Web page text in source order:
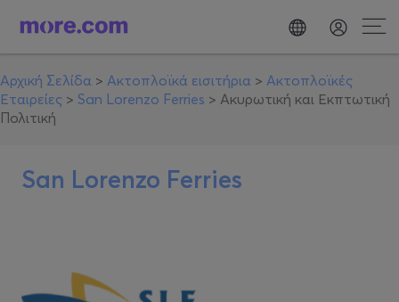
Αρχική Σελίδα > Ακτοπλοϊκά εισιτήρια > Ακτοπλοϊκές
Εταιρείες > San Lorenzo Ferries > Ακυρωτική και Εκπτωτική
Πολιτική
San Lorenzo Ferries